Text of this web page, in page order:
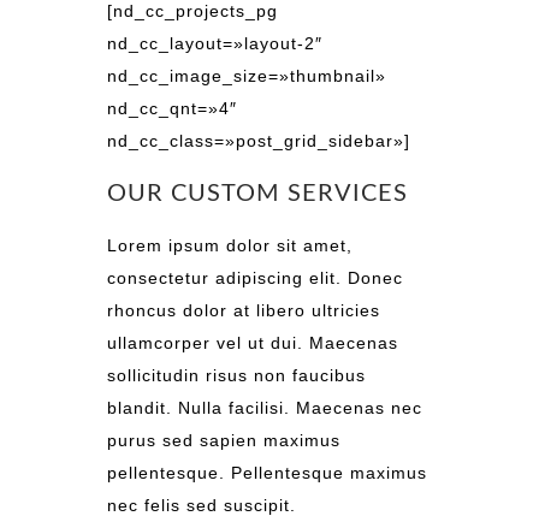
[nd_cc_projects_pg
nd_cc_layout=»layout-2″
nd_cc_image_size=»thumbnail»
nd_cc_qnt=»4″
nd_cc_class=»post_grid_sidebar»]
OUR CUSTOM SERVICES
Lorem ipsum dolor sit amet,
consectetur adipiscing elit. Donec
rhoncus dolor at libero ultricies
ullamcorper vel ut dui. Maecenas
sollicitudin risus non faucibus
blandit. Nulla facilisi. Maecenas nec
purus sed sapien maximus
pellentesque. Pellentesque maximus
nec felis sed suscipit.